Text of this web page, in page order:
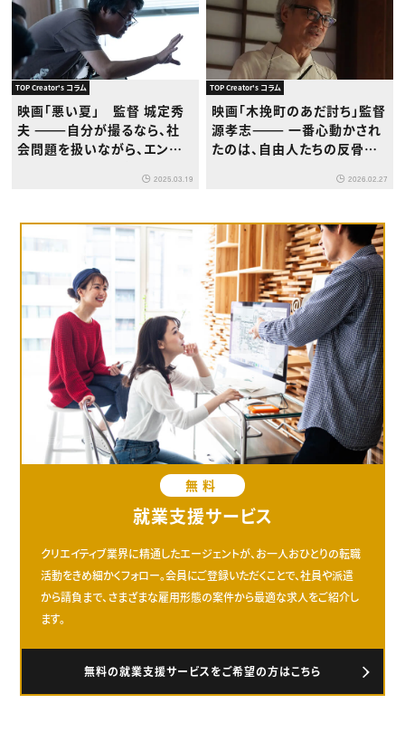
TOP Creator's コラム
映画「悪い夏」 監督 城定秀
夫 ———自分が撮るなら、社
会問題を扱いながら、エンタ
いけないと思ってました2025.03.19
TOP Creator's コラム
映画「木挽町のあだ討ち」監督
源孝志——— 一番心動かされ
たのは、自由人たちの反骨精
2026.02.27
無料
就業支援サービス
クリエイティブ業界に精通したエージェントが、お一人おひとりの転職
活動をきめ細かくフォロー。会員にご登録いただくことで、社員や派遣
から請負まで、さまざまな雇用形態の案件から最適な求人をご紹介し
ます。
無料の就業支援サービスをご希望の方はこちら